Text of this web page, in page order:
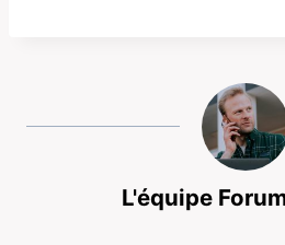
L'équipe